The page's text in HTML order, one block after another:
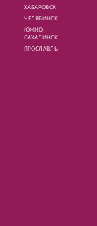
ХАБАРОВСК
ЧЕЛЯБИНСК
ЮЖНО-
САХАЛИНСК
ЯРОСЛАВЛЬ